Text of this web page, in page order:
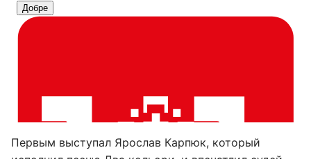
Первым выступал Ярослав Карпюк, который